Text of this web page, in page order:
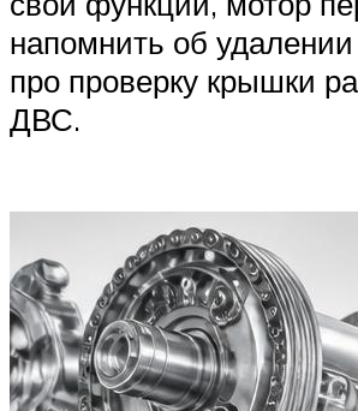
напомнить об
про проверку крышки
ДВС.